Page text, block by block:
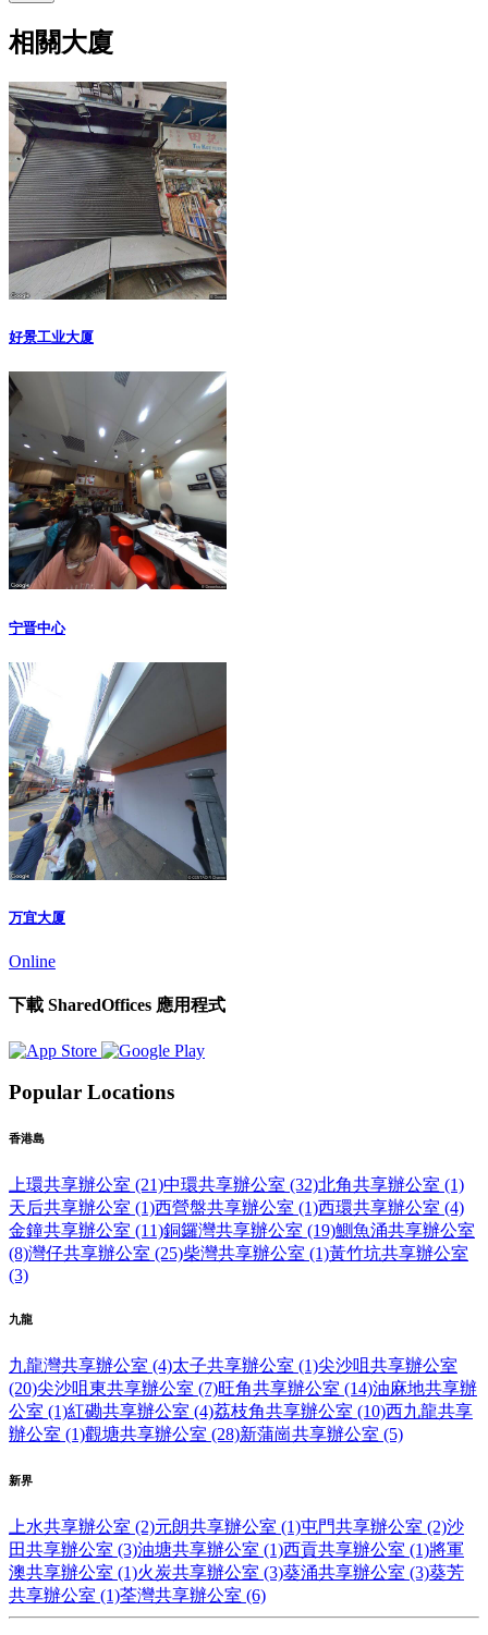
相關大廈
好景工业大厦
宁晋中心
万宜大厦
Online
下載 SharedOffices 應用程式
Popular Locations
香港島
上環共享辦公室 (21)中環共享辦公室 (32)北角共享辦公室 (1)
天后共享辦公室 (1)西營盤共享辦公室 (1)西環共享辦公室 (4)
金鐘共享辦公室 (11)銅鑼灣共享辦公室 (19)鰂魚涌共享辦公室
(8)灣仔共享辦公室 (25)柴灣共享辦公室 (1)黃竹坑共享辦公室
(3)
九龍
九龍灣共享辦公室 (4)太子共享辦公室 (1)尖沙咀共享辦公室
(20)尖沙咀東共享辦公室 (7)旺角共享辦公室 (14)油麻地共享辦
公室 (1)紅磡共享辦公室 (4)荔枝角共享辦公室 (10)西九龍共享
辦公室 (1)觀塘共享辦公室 (28)新蒲崗共享辦公室 (5)
新界
上水共享辦公室 (2)元朗共享辦公室 (1)屯門共享辦公室 (2)沙
田共享辦公室 (3)油塘共享辦公室 (1)西貢共享辦公室 (1)將軍
澳共享辦公室 (1)火炭共享辦公室 (3)葵涌共享辦公室 (3)葵芳
共享辦公室 (1)荃灣共享辦公室 (6)